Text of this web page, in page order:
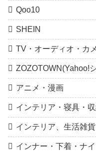
Qoo10
SHEIN
TV・オーディオ・カ
ZOZOTOWN(Yahoo!
アニメ・漫画
インテリア・寝具・
インテリア、生活雑貨
インナー・下着・ナ